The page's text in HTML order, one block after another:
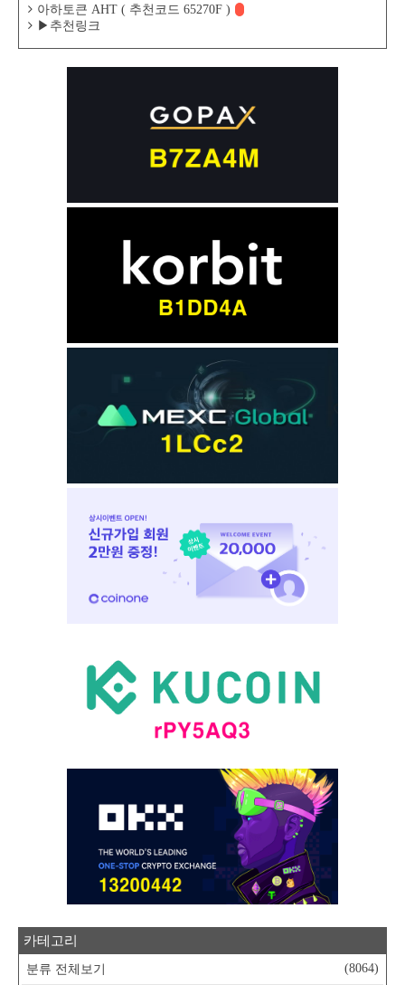
아하토큰 AHT ( 추천코드 65270F )
▶추천링크
카테고리
분류 전체보기 (8064)